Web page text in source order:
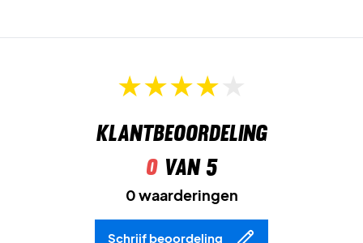
Klantbeoordeling
0van 5
0 waarderingen
Schrijf beoordeling